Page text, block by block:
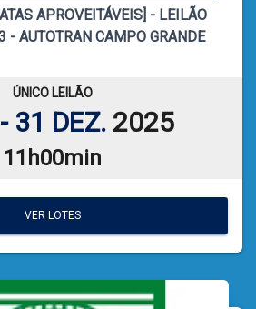
APROVEITÁVEIS] - LEILÃO
AUTOTRAN CAMPO GRANDE
ÚNICO LEILÃO
31 DEZ.2025
11h00min
VER LOTES
CÓDIGO
14
PLANILHA DE LEILÃO
VER LOTES